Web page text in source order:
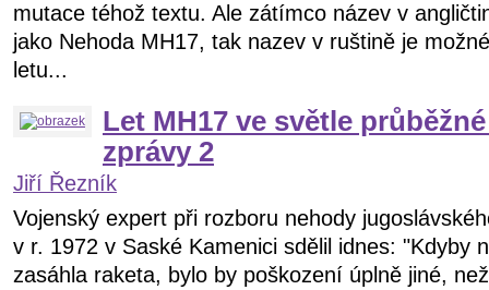
mutace téhož textu. Ale zátímco název v
jako Nehoda MH17, tak nazev v ruštině je
letu...
Let MH17 ve světle
zprávy 2
Jiří Řezník
Vojenský expert při rozboru nehody
v r. 1972 v Saské Kamenici sdělil idnes: "Kdyby
zasáhla raketa, bylo by poškození úplně jiné,